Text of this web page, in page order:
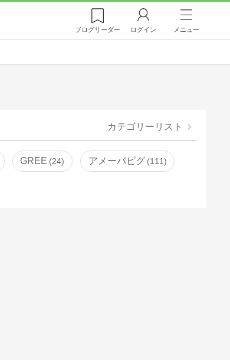
ブログリーダー ログイン メニュー
カテゴリーリスト
GREE 24 アメーバピグ 111